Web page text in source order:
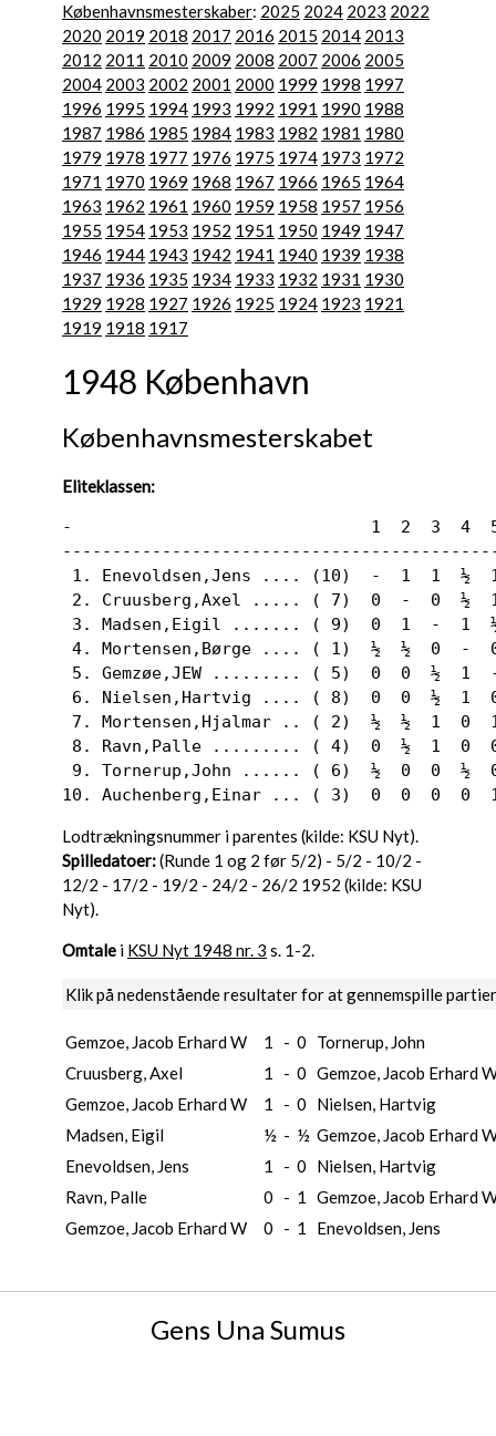
Københavnsmesterskaber: 2025 2024 2023 2022
2020 2019 2018 2017 2016 2015 2014 2013
2012 2011 2010 2009 2008 2007 2006 2005
2004 2003 2002 2001 2000 1999 1998 1997
1996 1995 1994 1993 1992 1991 1990 1988
1987 1986 1985 1984 1983 1982 1981 1980
1979 1978 1977 1976 1975 1974 1973 1972
1971 1970 1969 1968 1967 1966 1965 1964
1963 1962 1961 1960 1959 1958 1957 1956
1955 1954 1953 1952 1951 1950 1949 1947
1946 1944 1943 1942 1941 1940 1939 1938
1937 1936 1935 1934 1933 1932 1931 1930
1929 1928 1927 1926 1925 1924 1923 1921
1919 1918 1917
1948 København
Københavnsmesterskabet
Eliteklassen:
-                              1  2  3  4  5
1. Enevoldsen,Jens .... (10)  -  1  1  ½
2. Cruusberg,Axel ..... ( 7)  0  -  0  ½
3. Madsen,Eigil ....... ( 9)  0  1  -  1
4. Mortensen,Børge .... ( 1)  ½  ½  0  -
5. Gemzøe,JEW ......... ( 5)  0  0  ½  1
6. Nielsen,Hartvig .... ( 8)  0  0  ½  1
7. Mortensen,Hjalmar .. ( 2)  ½  ½  1
8. Ravn,Palle ......... ( 4)  0  ½  1  0
9. Tornerup,John ...... ( 6)  ½  0  0  ½
10. Auchenberg,Einar ... ( 3)  0  0  0
Lodtrækningsnummer i parentes (kilde: KSU Nyt).
Spilledatoer:(Runde 1 og 2 før 5/2) - 5/2 - 10/2 -
12/2 - 17/2 - 19/2 - 24/2 - 26/2 1952 (kilde: KSU
Nyt).
Omtale i KSU Nyt 1948 nr. 3 s. 1-2.
Klik på nedenstående resultater for at gennemspille partier
Gemzoe, Jacob Erhard W 1 - 0
Tornerup, John
Cruusberg, Axel
1 - 0 Gemzoe, Jacob Erhard
Gemzoe, Jacob Erhard W
1 - 0
Nielsen, Hartvig
Madsen, Eigil
½ - ½ Gemzoe, Jacob Erhard
Enevoldsen, Jens
1 - 0
Nielsen, Hartvig
Ravn, Palle
0 - 1
Gemzoe, Jacob Erhard
Gemzoe, Jacob Erhard W
0 - 1 Enevoldsen, Jens
Gens Una Sumus